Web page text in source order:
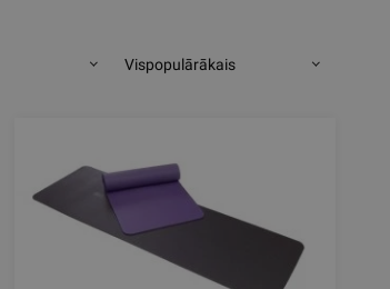
Vispopulārākais